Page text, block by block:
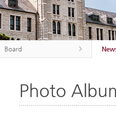
Board
Photo